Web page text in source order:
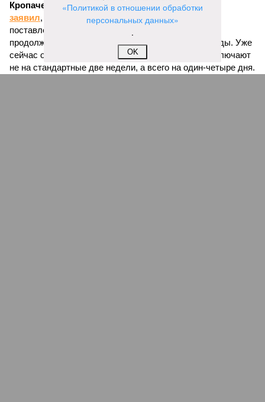
Кропачев
в ходе прямой линии на прошлой неделе
заявил, что теплоснабжающим компаниям города
поставлена задача максимально сократить
продолжительность летних отключений горячей воды. Уже
сейчас около пяти тысяч домой, по его словам, отключают
не на стандартные две недели, а всего на один-четыре дня.
«Политикой в отношении обработки
персональных данных»
.
OK